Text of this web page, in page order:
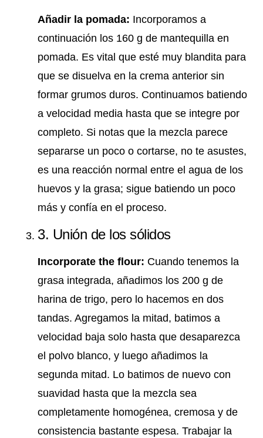
Añadir la pomada: Incorporamos a
continuación los 160 g de mantequilla en
pomada. Es vital que esté muy blandita para
que se disuelva en la crema anterior sin
formar grumos duros. Continuamos batiendo
a velocidad media hasta que se integre por
completo. Si notas que la mezcla parece
separarse un poco o cortarse, no te asustes,
es una reacción normal entre el agua de los
huevos y la grasa; sigue batiendo un poco
más y confía en el proceso.
3. Unión de los sólidos
Incorporate the flour: Cuando tenemos la
grasa integrada, añadimos los 200 g de
harina de trigo, pero lo hacemos en dos
tandas. Agregamos la mitad, batimos a
velocidad baja solo hasta que desaparezca
el polvo blanco, y luego añadimos la
segunda mitad. Lo batimos de nuevo con
suavidad hasta que la mezcla sea
completamente homogénea, cremosa y de
consistencia bastante espesa. Trabajar la